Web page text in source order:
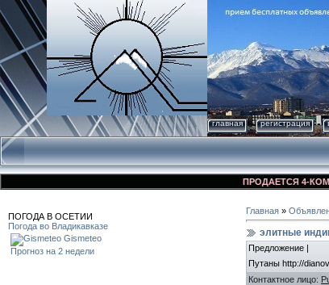
главная регистрация
ПРОДАЕТСЯ 4-
ПОГОДА В ОСЕТИИ
Погода во Владикавказе
Gismeteo
Прогноз на 2 недели
Главная »
элитные
Предложение |
Путаны http://
Контактное лицо: